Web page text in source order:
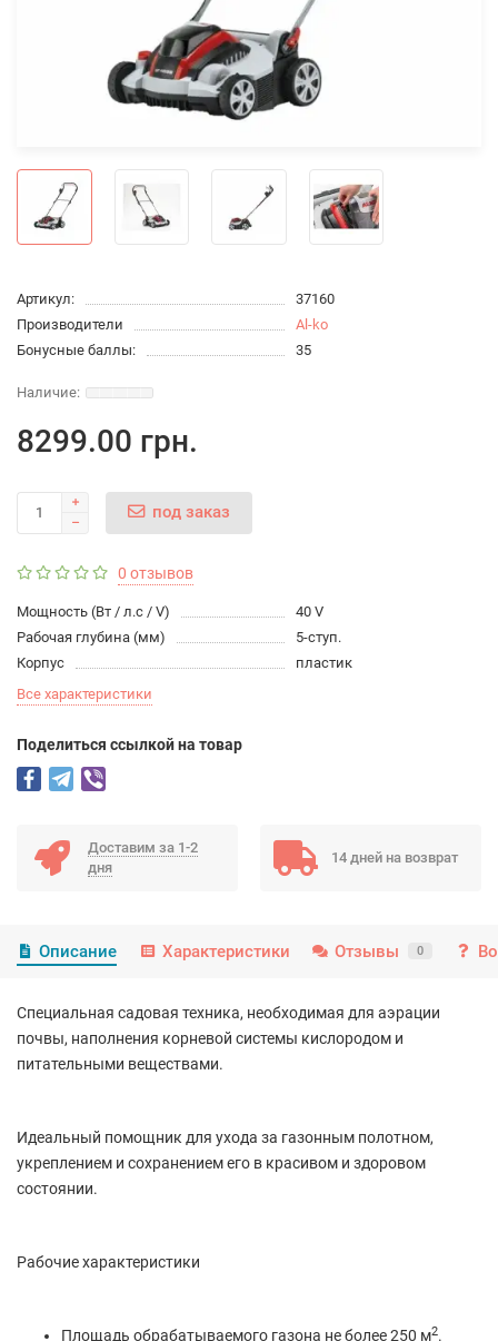
Артикул:
37160
Производители
Al-ko
Бонусные баллы:
35
8299.00 грн.
под заказ
0 отзывов
Мощность (Вт / л.с / V)
40 V
Рабочая глубина (мм)
5-ступ.
Корпус
пластик
Все характеристики
Поделиться ссылкой на товар
Доставим за 1-2
дня
14 дней на возврат
Описание Характеристики Отзывы 0
Специальная садовая техника, необходимая для аэрации
почвы, наполнения корневой системы кислородом и
питательными веществами.
Идеальный помощник для ухода за газонным полотном,
укреплением и сохранением его в красивом и здоровом
состоянии.
Рабочие характеристики
Площадь обрабатываемого газона не более 250 м2.